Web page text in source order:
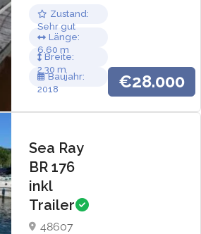
Sehr gut
Zustand
6.60
Länge
2.30
Breite
2018
Baujahr €28.000
Sea Ray
BR 176
inkl
Trailer
48607